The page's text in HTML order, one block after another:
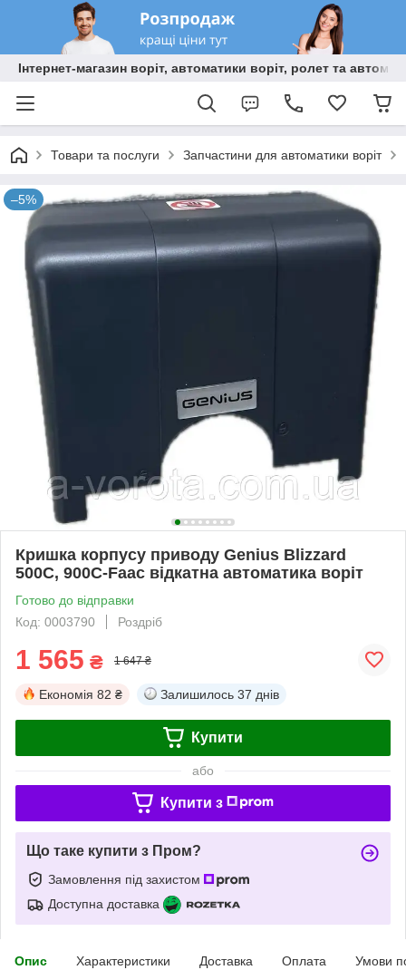
Інтернет-магазин воріт, автоматики воріт, ролет та
Товари та послуги Запчастини для автоматики воріт
–5%
Кришка корпусу приводу Genius Blizzard
500C, 900C-Faac відкатна автоматика воріт
Готово до відправки
Код: 0003790
Роздріб
1 565 ₴ 1 647 ₴
Економія 82 ₴ Залишилось 37 днів
Купити
або
Купити з
Що таке купити з Пром?
Замовлення під захистом
Доступна доставка
Опис Характеристики Доставка Оплата Умови